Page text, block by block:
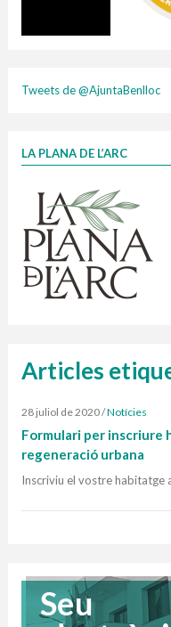
1
Finançat per la Unió
Tweets de @AjuntaBenlloc
LA PLANA DE L’ARC
Articles
28 juliol de 2020/Notícies
Formulari per inscriure
regeneració urbana
Inscriviu el vostre habitatge